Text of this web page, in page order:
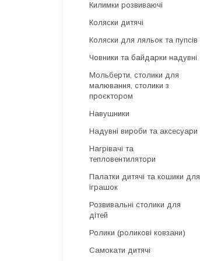
Килимки розвиваючі
Коляски дитячі
Коляски для ляльок та пупсів
Човники та байдарки надувні
Мольберти, столики для
малювання, столики з
проєктором
Навушники
Надувні вироби та аксесуари
Нагрівачі та
тепловентилятори
Палатки дитячі та кошики для
іграшок
Розвивальні столики для
дітей
Ролики (роликові ковзани)
Самокати дитячі